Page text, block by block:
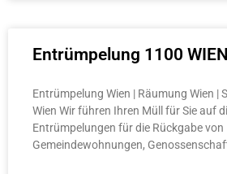
Entrümpelung 1100
Entrümpelung Wien | Räumung Wien |
Wien Wir führen Ihren Müll für Sie auf
Entrümpelungen für die Rückgabe von
Gemeindewohnungen,